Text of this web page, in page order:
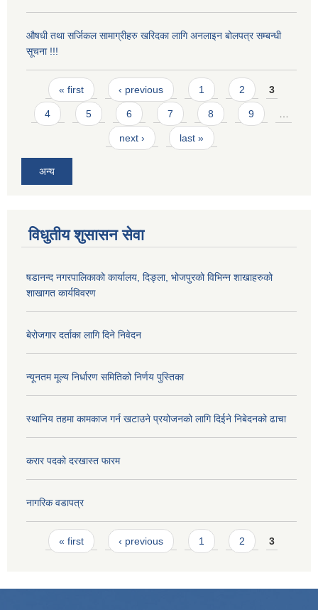
औषधी तथा सर्जिकल सामाग्रीहरु खरिदका लागि अनलाइन बोलपत्र सम्बन्धी
सूचना !!!
Pages
« first ‹ previous 1 2 3
4 5 6 7 8 9 …
next › last »
अन्य
विधुतीय शुसासन सेवा
षडानन्द नगरपालिकाको कार्यालय, दिङ्ला, भोजपुरको विभिन्न शाखाहरुको
शाखागत कार्यविवरण
बेरोजगार दर्ताका लागि दिने निवेदन
न्यूनतम मूल्य निर्धारण समितिको निर्णय पुस्तिका
स्थानिय तहमा कामकाज गर्न खटाउने प्रयोजनको लागि दिईने निबेदनको ढाचा
करार पदको दरखास्त फारम
नागरिक वडापत्र
Pages
« first ‹ previous 1 2 3